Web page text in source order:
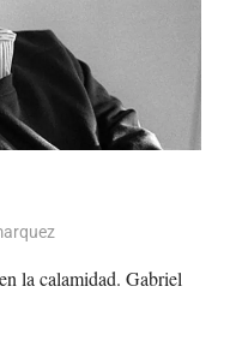
la calamidad. Gabriel